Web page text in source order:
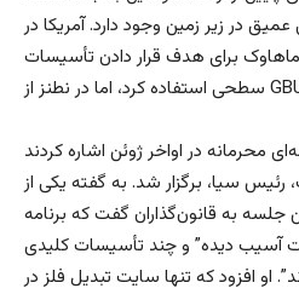
در زیر زمین وجود دارد. آمریکا در
برای هدف قرار دادن تأسیسات
محرمانه در اواخر ژوئن اشاره کردند
سیا، برگزار شد. به گفته یکی از
جلسه به قانون‌گذاران گفت که برنامه
آسیب دیده” و چند تأسیسات کلیدی
او افزود که تنها سایت تبدیل فلز در